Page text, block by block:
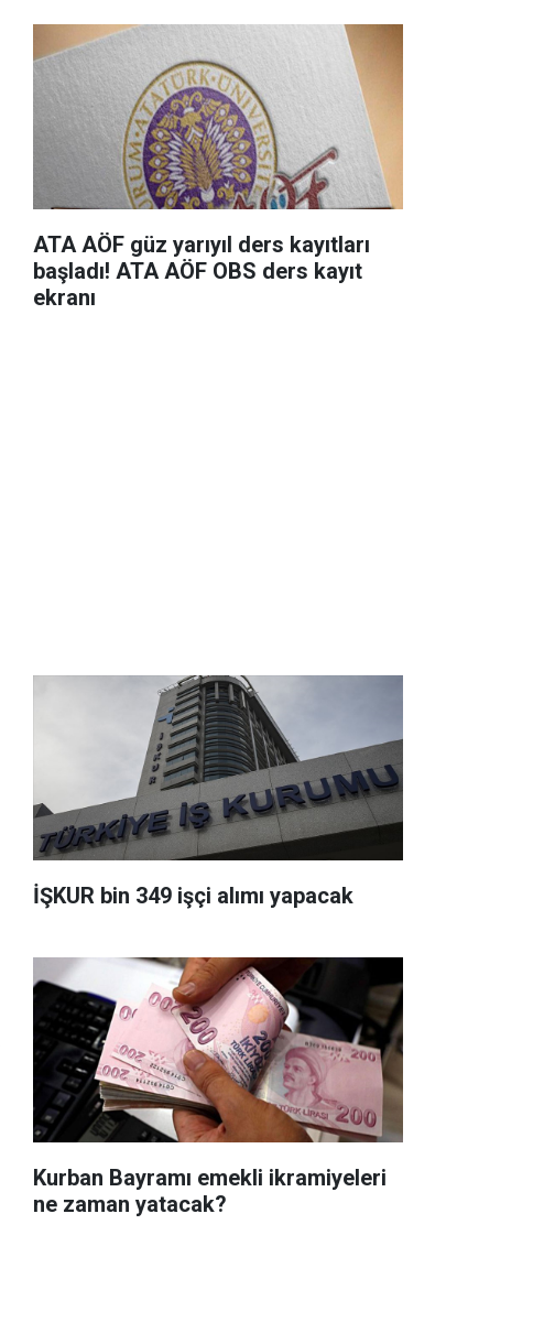
ATA AÖF güz yarıyıl ders kayıtları
başladı! ATA AÖF OBS ders kayıt
ekranı
İŞKUR bin 349 işçi alımı yapacak
Kurban Bayramı emekli ikramiyeleri
ne zaman yatacak?